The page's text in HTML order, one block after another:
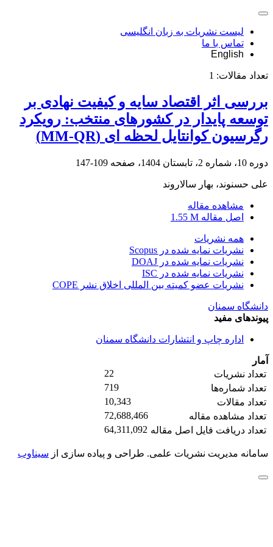
لیست نشریات به زبان انگلیسی
تماس با ما
English
تعداد مقالات: 1
بررسی اثر اقتصاد سایه و کیفیت نهادی بر
توسعه پایدار در کشورهای منتخب: رویکرد
رگرسیون کوانتایل لحظه ای (MM-QR)
دوره 10، شماره 2، تابستان 1404، صفحه 109-147
علی حسنوند، بهار سالاروند
مشاهده مقاله
اصل مقاله 1.55 M
همه نشریات
نشریات نمایه شده در Scopus
نشریات نمایه شده در DOAJ
نشریات نمایه شده در ISC
نشریات عضو کمیته بین المللی اخلاق نشر COPE
دانشگاه سمنان
پیوندهای مفید
اداره چاپ و انتشارات دانشگاه سمنان
آمار
تعداد نشریات
22
تعداد شماره‌ها
719
تعداد مقالات
10,343
تعداد مشاهده مقاله
72,688,466
تعداد دریافت فایل اصل مقاله 64,311,092
سامانه مدیریت نشریات علمی. طراحی و پیاده سازی از سیناوب